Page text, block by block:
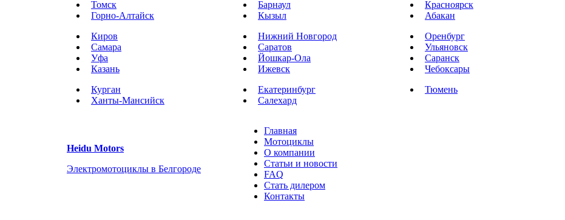
Томск
Барнаул Красноярск
Горно-Алтайск
Кызыл
Абакан
Киров
Нижний Новгород Оренбург
Самара
Саратов Ульяновск
Уфа
Йошкар-Ола Саранск
Казань
Ижевск
Чебоксары
Курган
Екатеринбург Тюмень
Ханты-Мансийск
Салехард
Heidu Motors
Электромотоциклы в Белгороде
Главная
Мотоциклы
О компании
Статьи и новости
FAQ
Стать дилером
Контакты